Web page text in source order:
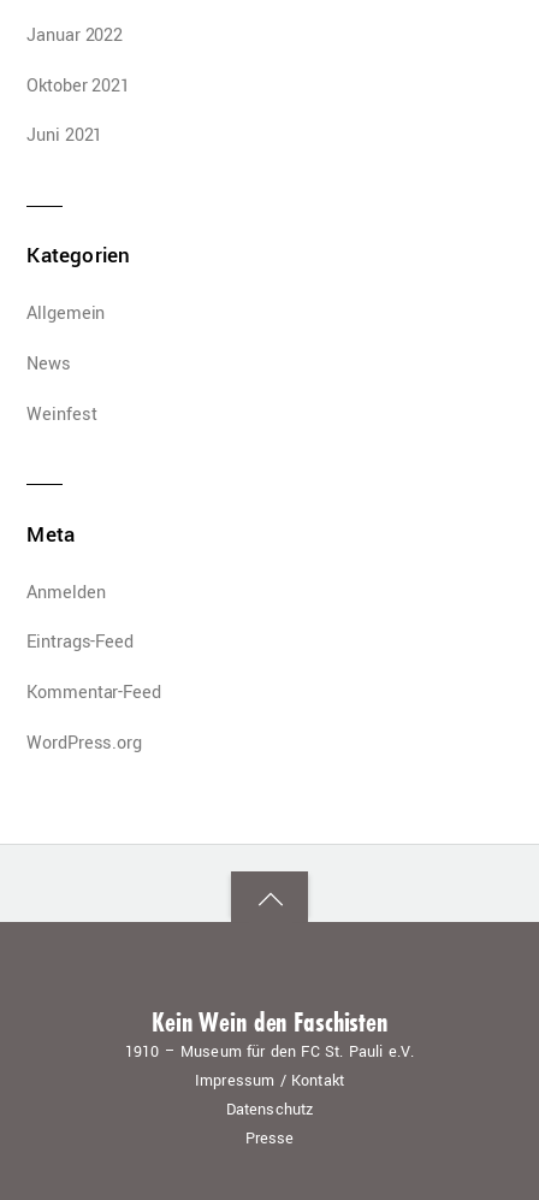
Januar 2022
Oktober 2021
Juni 2021
Kategorien
Allgemein
News
Weinfest
Meta
Anmelden
Eintrags-Feed
Kommentar-Feed
WordPress.org
Back
Kein Wein den Faschisten
1910 – Museum für den FC St. Pauli e.V.
Impressum / Kontakt
Datenschutz
Presse